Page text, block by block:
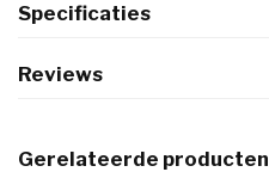
Specificaties
Reviews
Gerelateerde producten